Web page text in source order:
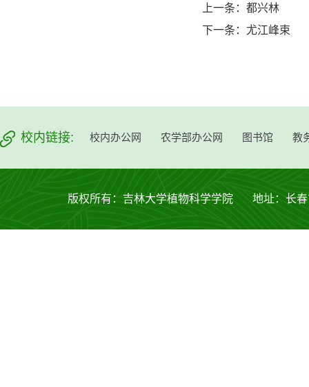
上一条： 都兴林
下一条： 尤江峰束
校内链接: 校内办公网 农学部办公网 图书馆 教
版权所有：吉林大学植物科学学院 地址：长